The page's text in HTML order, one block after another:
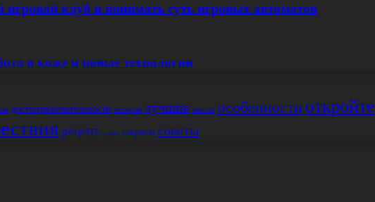
клуб и понимать суть игровых автоматов
о коже и новые технологии
достопримечательности история лучшие места особенности откройте
рецепт салат секреты советы